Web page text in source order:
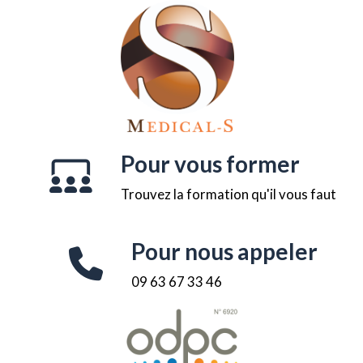
Pour vous former
Trouvez la formation qu'il vous faut
Pour nous appeler
09 63 67 33 46